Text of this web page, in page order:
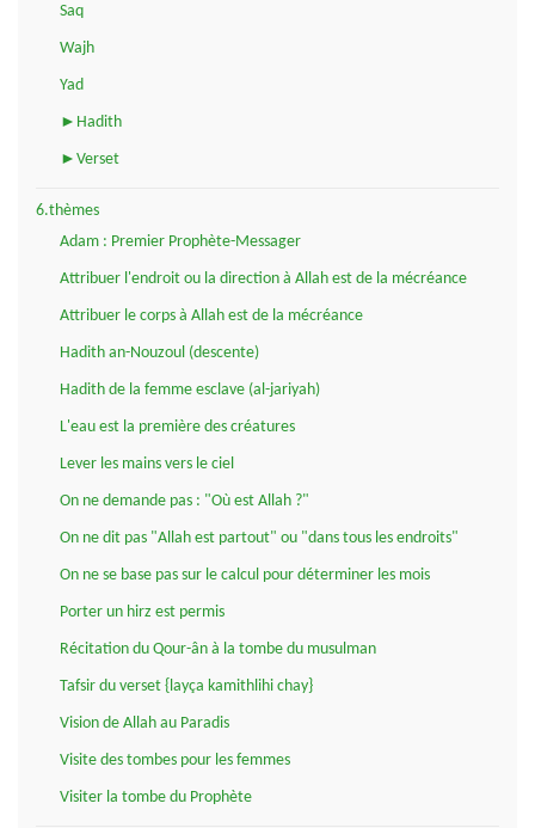
Saq
Wajh
Yad
►Hadith
►Verset
6.thèmes
Adam : Premier Prophète-Messager
Attribuer l'endroit ou la direction à Allah est de la mécréance
Attribuer le corps à Allah est de la mécréance
Hadith an-Nouzoul (descente)
Hadith de la femme esclave (al-jariyah)
L'eau est la première des créatures
Lever les mains vers le ciel
On ne demande pas : "Où est Allah ?"
On ne dit pas "Allah est partout" ou "dans tous les endroits"
On ne se base pas sur le calcul pour déterminer les mois
Porter un hirz est permis
Récitation du Qour-ân à la tombe du musulman
Tafsir du verset {layça kamithlihi chay}
Vision de Allah au Paradis
Visite des tombes pour les femmes
Visiter la tombe du Prophète